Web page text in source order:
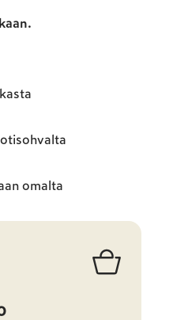
omalta